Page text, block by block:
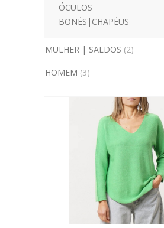
ÓCULOS
BONÉS|CHAPÉUS
MULHER | SALDOS (2)
HOMEM (3)